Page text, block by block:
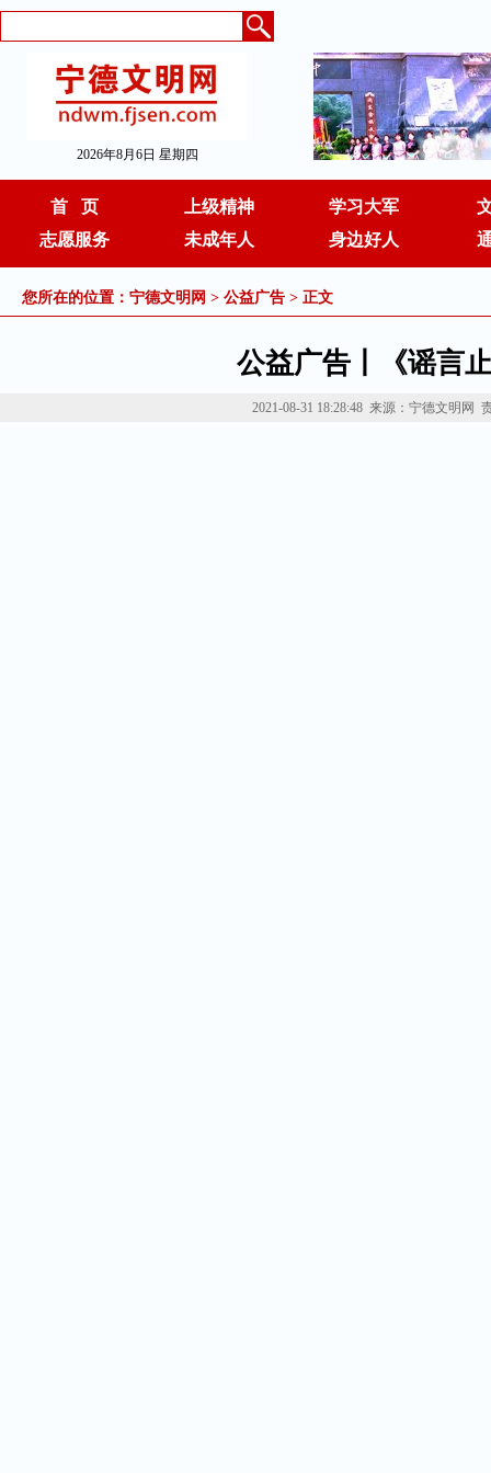
2026年8月6日 星期四
首 页 上级精神
学习大军
志愿服务
未成年人 身边好人
您所在的位置： 宁德文明网 > 公益广告 > 正文
公益广告丨《谣言
2021-08-31 18:28:48 来源：宁德文明网